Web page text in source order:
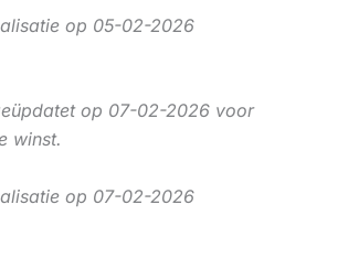
op 05-02-2026
op 07-02-2026 voor
winst.
op 07-02-2026